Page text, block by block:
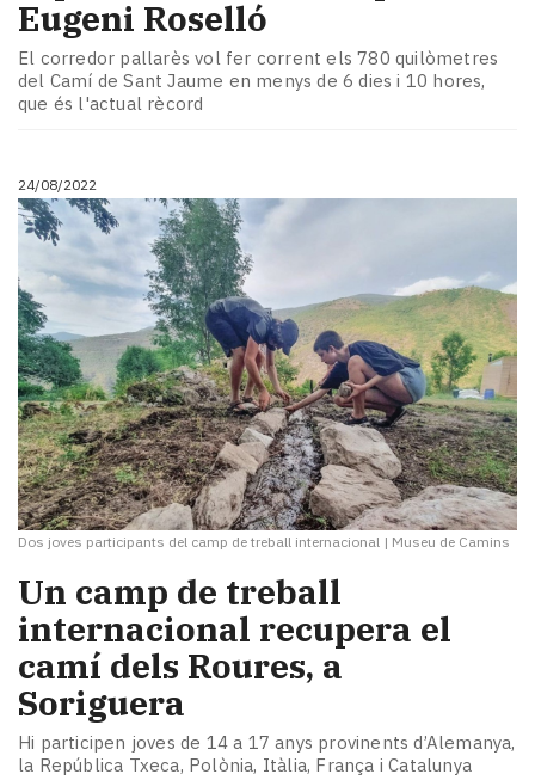
Eugeni Roselló
El corredor pallarès vol fer corrent els 780 quilòmetres
del Camí de Sant Jaume en menys de 6 dies i 10 hores,
que és l'actual rècord
24/08/2022
Dos joves participants del camp de treball internacional | Museu de Camins
Un camp de treball
internacional recupera el
camí dels Roures, a
Soriguera
Hi participen joves de 14 a 17 anys provinents d’Alemanya,
la República Txeca, Polònia, Itàlia, França i Catalunya